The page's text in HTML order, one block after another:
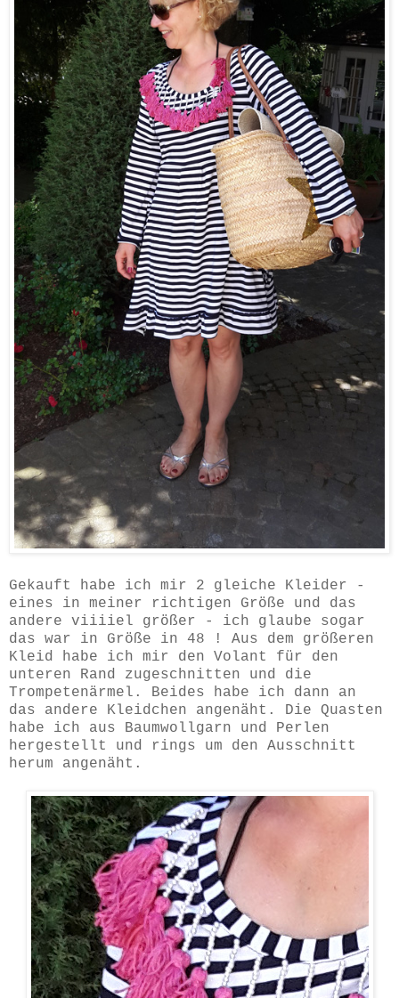
Gekauft habe ich mir 2 gleiche Kleider -
eines in meiner richtigen Größe und das
andere viiiiel größer - ich glaube sogar
das war in Größe in 48 ! Aus dem größeren
Kleid habe ich mir den Volant für den
unteren Rand zugeschnitten und die
Trompetenärmel. Beides habe ich dann an
das andere Kleidchen angenäht. Die Quasten
habe ich aus Baumwollgarn und Perlen
hergestellt und rings um den Ausschnitt
herum angenäht.